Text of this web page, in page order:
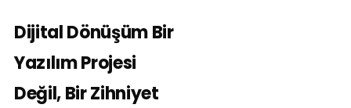
Dijital Dönüşüm Bir
Yazılım Projesi
Değil, Bir Zihniyet